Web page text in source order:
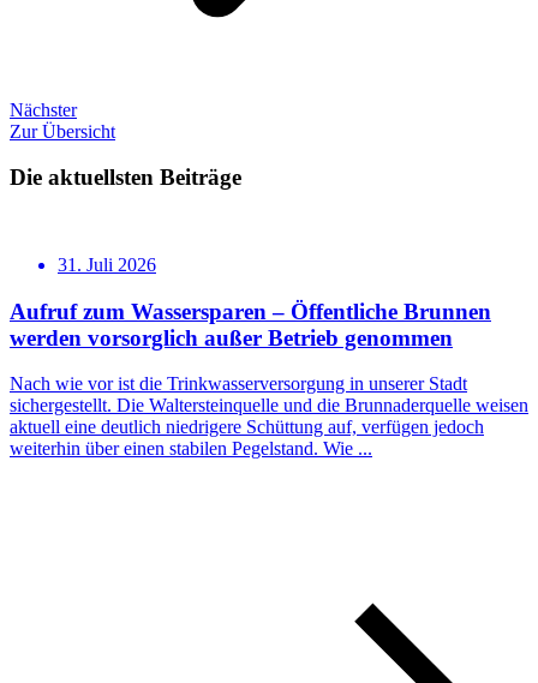
Nächster
Zur Übersicht
Die aktuellsten Beiträge
31. Juli 2026
Aufruf zum Wassersparen – Öffentliche Brunnen
werden vorsorglich außer Betrieb genommen
Nach wie vor ist die Trinkwasserversorgung in unserer Stadt
sichergestellt. Die Waltersteinquelle und die Brunnaderquelle weisen
aktuell eine deutlich niedrigere Schüttung auf, verfügen jedoch
weiterhin über einen stabilen Pegelstand. Wie ...